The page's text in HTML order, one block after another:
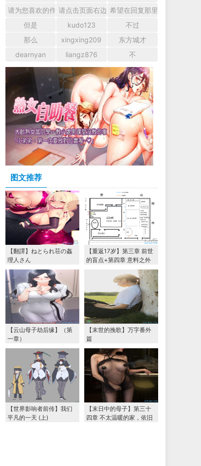
请为您喜欢的作者加油吧！ 认真回复交流
请点击页面右边的小手图标支持楼主。
希望在回复那里留下您的
但是
kudo123
不过
那么
xingxing209
东方城才
dearnyan
liangz876 不
图文推荐
【翻譯】ねとられ荘の姦
理人さん
【重返17岁】第三章 前世
的盲点+第四章 意料之外
的相认+番外篇（本文为女
主第一视角，两万字更
【云山母子劫后缘】（第
一章）
【末世的挽歌】万字番外
篇
【世界影响者前传】我们
平凡的一天 (上)
【末日中的母子】第三十
四章 不太温暖的家，依旧